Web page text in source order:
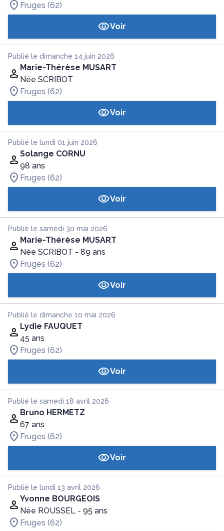
Fruges (62)
Voir
Publié le dimanche 14 juin 2026
Marie-Thérèse MUSART
Née SCRIBOT
Fruges (62)
Voir
Publié le lundi 01 juin 2026
Solange CORNU
98 ans
Fruges (62)
Voir
Publié le samedi 30 mai 2026
Marie-Thérèse MUSART
Née SCRIBOT - 89 ans
Fruges (62)
Voir
Publié le dimanche 10 mai 2026
Lydie FAUQUET
45 ans
Fruges (62)
Voir
Publié le samedi 18 avril 2026
Bruno HERMETZ
67 ans
Fruges (62)
Voir
Publié le lundi 13 avril 2026
Yvonne BOURGEOIS
Née ROUSSEL - 95 ans
Fruges (62)